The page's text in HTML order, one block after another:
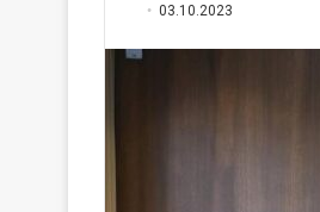
03.10.2023